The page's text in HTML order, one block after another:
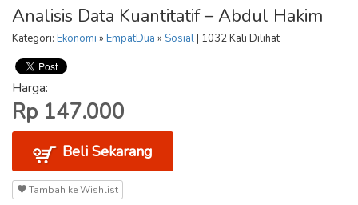
Analisis Data Kuantitatif – Abdul Hakim
Kategori: Ekonomi » EmpatDua » Sosial| 1032 Kali Dilihat
Harga:
Rp 147.000
Beli Sekarang
Tambah ke Wishlist